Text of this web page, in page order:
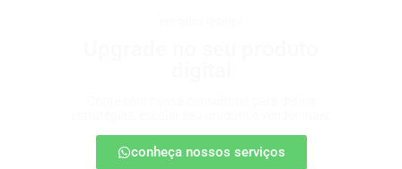
conheça nossos serviços